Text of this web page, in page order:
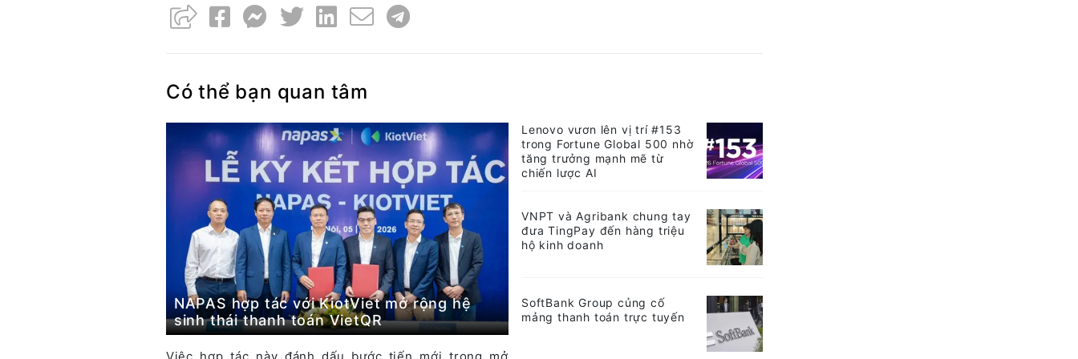
Có thể bạn quan tâm
NAPAS hợp tác với KiotViet mở rộng hệ
sinh thái thanh toán VietQR
Lenovo vươn lên vị trí #153
trong Fortune Global 500 nhờ
tăng trưởng mạnh mẽ từ
chiến lược AI
VNPT và Agribank chung tay
đưa TingPay đến hàng triệu
hộ kinh doanh
SoftBank Group củng cố
mảng thanh toán trực tuyến